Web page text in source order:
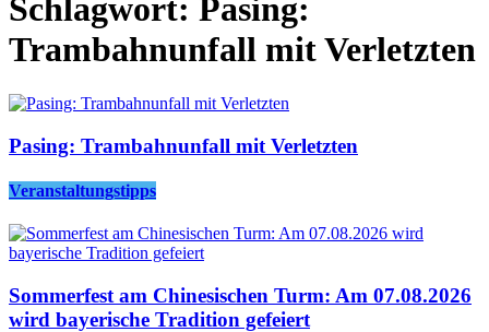
Schlagwort: Pasing:
Trambahnunfall mit Verletzten
Pasing: Trambahnunfall mit Verletzten
Veranstaltungstipps
Sommerfest am Chinesischen Turm: Am 07.08.2026
wird bayerische Tradition gefeiert